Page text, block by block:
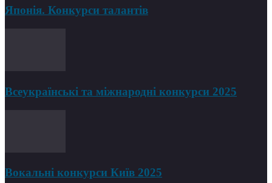
Японія. Конкурси талантів
Всеукраїнські та міжнародні конкурси 2025
Вокальні конкурси Київ 2025